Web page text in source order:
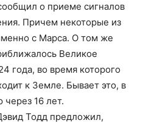
о приеме сигналов
Причем некоторые из
с Марса. О том же
Великое
года, во время которого
к Земле. Бывает это, в
16 лет.
Тодд предложил,